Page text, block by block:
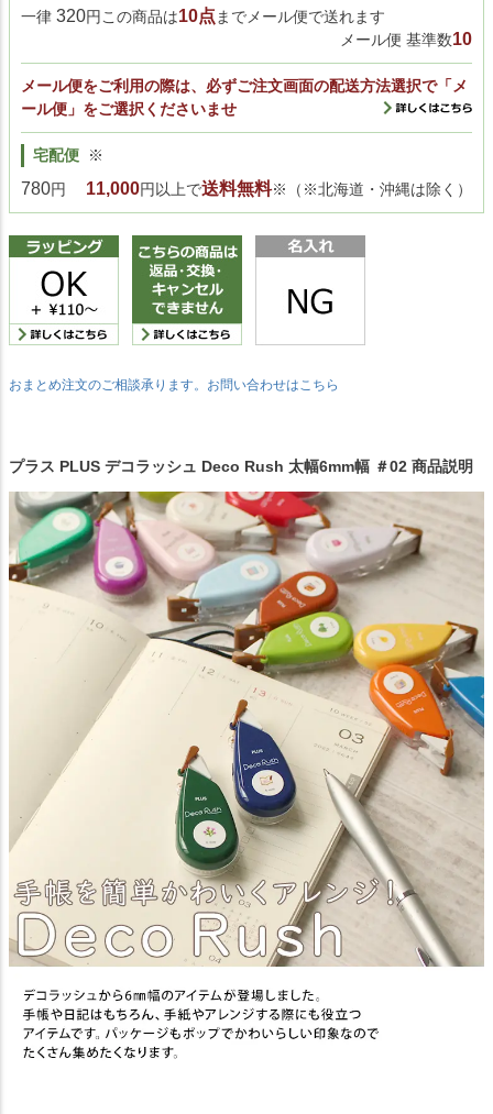
一律 320円この商品は10点 までメール便で送れます
メール便 基準数10
メール便をご利用の際は、必ずご注文画面の配送方法選択で「メ
ール便」をご選択くださいませ
宅配便
780円
※
11,000円以上で送料無料※（※北海道・沖縄は除く）
おまとめ注文のご相談承ります。お問い合わせはこちら
プラス PLUS デコラッシュ Deco Rush 太幅6mm幅 ＃02 商品説明